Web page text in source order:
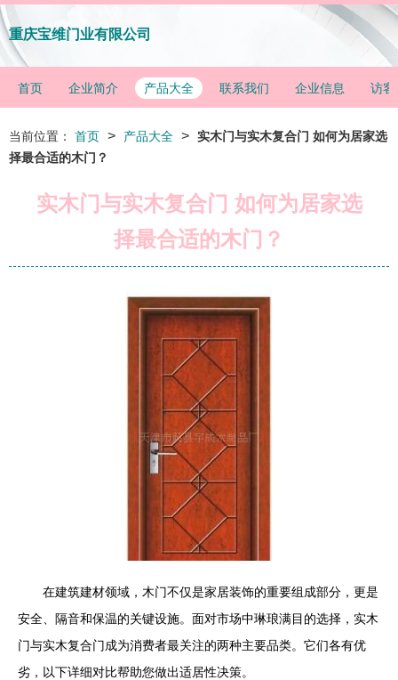
重庆宝维门业有限公司
首页 企业简介 产品大全 联系我们 企业信息 访客
当前位置： 首页 > 产品大全 > 实木门与实木复合门 如何为居家选
择最合适的木门？
实木门与实木复合门 如何为居家选
择最合适的木门？
在建筑建材领域，木门不仅是家居装饰的重要组成部分，更是
安全、隔音和保温的关键设施。面对市场中琳琅满目的选择，实木
门与实木复合门成为消费者最关注的两种主要品类。它们各有优
劣，以下详细对比帮助您做出适居性决策。